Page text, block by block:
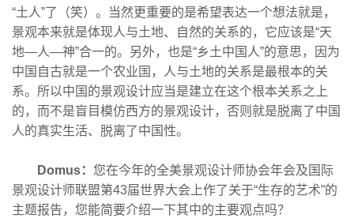
“土人”了（笑）。当然更重要的是希望表达一个想法就是，
景观本来就是体现人与土地、自然的关系的，它应该是“天
地—人—神”合一的。另外，也是“乡土中国人”的意思，因为
中国自古就是一个农业国，人与土地的关系是最根本的关
系。所以中国的景观设计应当是建立在这个根本关系之上
的，而不是盲目模仿西方的景观设计，否则就是脱离了中国
人的真实生活、脱离了中国性。
Domus： 您在今年的全美景观设计师协会年会及国际
景观设计师联盟第43届世界大会上作了关于“生存的艺术”的
主题报告，您能简要介绍一下其中的主要观点吗？